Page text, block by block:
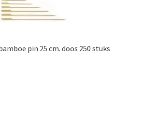
pin 25 cm. doos 250 stuks